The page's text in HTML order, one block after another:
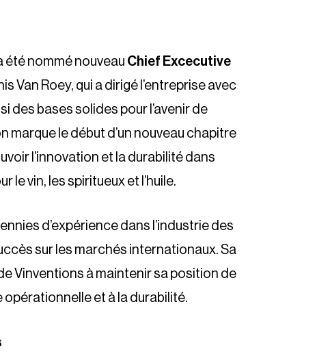
été nommé nouveau Chief Excecutive
Van Roey, qui a dirigé l’entreprise avec
des bases solides pour l’avenir de
le début d’un nouveau chapitre
l’innovation et la durabilité dans
le vin, les spiritueux et l’huile.
d’expérience dans l’industrie des
sur les marchés internationaux. Sa
Vinventions à maintenir sa position de
opérationnelle et à la durabilité.